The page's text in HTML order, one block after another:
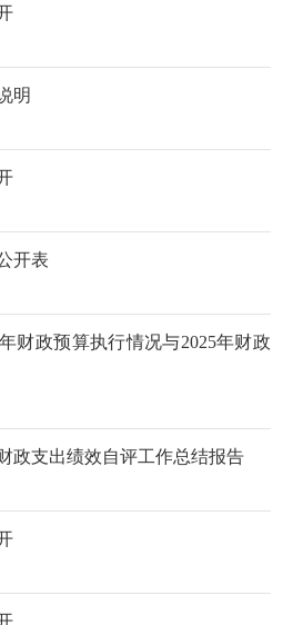
明
开表
财政预算执行情况与2025年财政
政支出绩效自评工作总结报告